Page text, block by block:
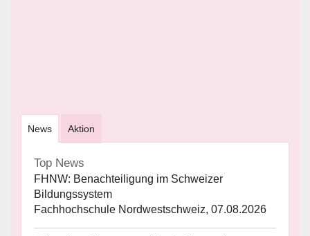
News Aktion
Top News
FHNW: Benachteiligung im Schweizer
Bildungssystem
Fachhochschule Nordwestschweiz, 07.08.2026